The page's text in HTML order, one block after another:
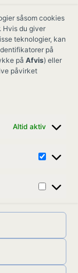
såsom cookies
Hvis du giver
teknologier, kan
på
på Afvis) eller
påvirket
Altid aktiv
– din partner i